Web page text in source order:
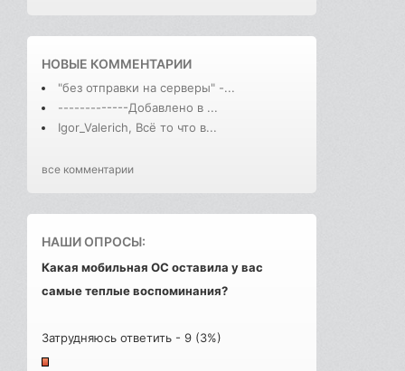
НОВЫЕ КОММЕНТАРИИ
"без отправки на серверы" -...
-------------Добавлено в ...
Igor_Valerich, Всё то что в...
все комментарии
НАШИ ОПРОСЫ:
Какая мобильная ОС оставила у вас
самые теплые воспоминания?
Затрудняюсь ответить - 9 (3%)